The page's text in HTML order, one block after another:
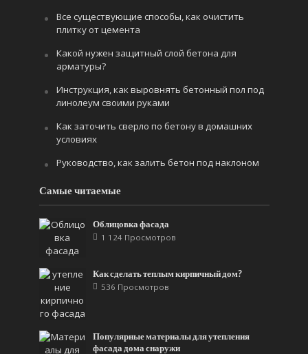
Все существующие способы, как очистить
плитку от цемента
Какой нужен защитный слой бетона для
арматуры?
Инструкция, как выровнять бетонный пол под
линолеум своими руками
Как заточить сверло по бетону в домашних
условиях
Руководство, как залить бетон под наклоном
Самые читаемые
Облицовка фасада
1 124 Просмотров
Как сделать теплым кирпичный дом?
536 Просмотров
Популярные материалы для утепления
фасада дома снаружи